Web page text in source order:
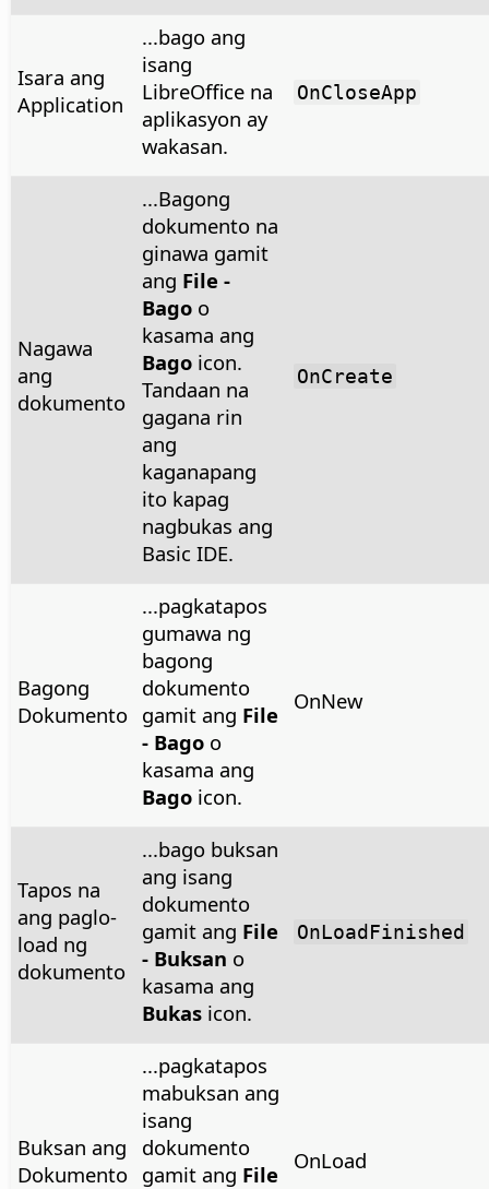
Isara ang
Application
...bago ang
isang
LibreOffice na
aplikasyon ay
wakasan.
OnCloseApp
Nagawa
ang
dokumento
...Bagong
dokumento na
ginawa gamit
ang File -
Bagoo
kasama ang
Bagoicon.
Tandaan na
gagana rin
ang
kaganapang
ito kapag
nagbukas ang
Basic IDE.
OnCreate
Bagong
Dokumento
...pagkatapos
gumawa ng
bagong
dokumento
gamit ang File
- Bagoo
kasama ang
Bagoicon.
OnNew
Tapos na
ang paglo-
load ng
dokumento
...bago buksan
ang isang
dokumento
gamit ang File
- Buksan o
kasama ang
Bukasicon.
OnLoadFinished
Buksan ang
Dokumento
...pagkatapos
mabuksan ang
isang
dokumento
gamit ang File
OnLoad